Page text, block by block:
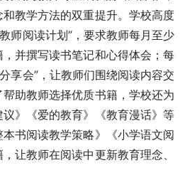
教学方法的双重提升。学校高度
师阅读计划”，要求教师每月至少
并撰写读书笔记和心得体会；每
享会”，让教师们围绕阅读内容交
助教师选择优质书籍，学校还为
》《爱的教育》《教育漫话》等
书阅读教学策略》《小学语文阅
让教师在阅读中更新教育理念、